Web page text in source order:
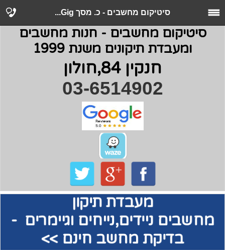
סיטיקום מחשבים - כ. מסך Gig...
סיטיקום מחשבים - חנות מחשבים
ומעבדת תיקונים משנת 1999
חנקין 84,חולון
03-6514902
מעבדת תיקון
מחשביםניידים,נייחים וגיימרים -
בדיקת מחשב חינם >>